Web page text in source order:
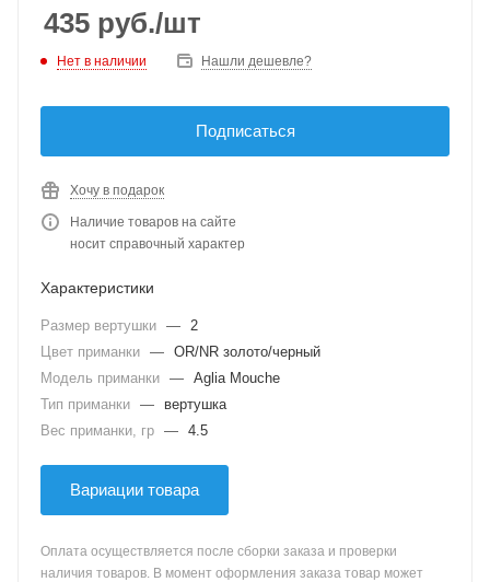
435 руб./шт
Нет в наличии Нашли дешевле?
Подписаться
Хочу в подарок
Наличие товаров на сайте
носит справочный характер
Характеристики
Размер вертушки — 2
Цвет приманки — OR/NR золото/черный
Модель приманки — Aglia Mouche
Тип приманки —
вертушка
Вес приманки, гр — 4.5
Вариации товара
Оплата осуществляется после сборки заказа и проверки
наличия товаров. В момент оформления заказа товар может